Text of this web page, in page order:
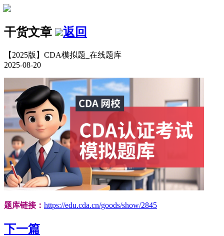
干货文章 返回
【2025版】CDA模拟题_在线题库
2025-08-20
题库链接： https://edu.cda.cn/goods/show/2845
下一篇